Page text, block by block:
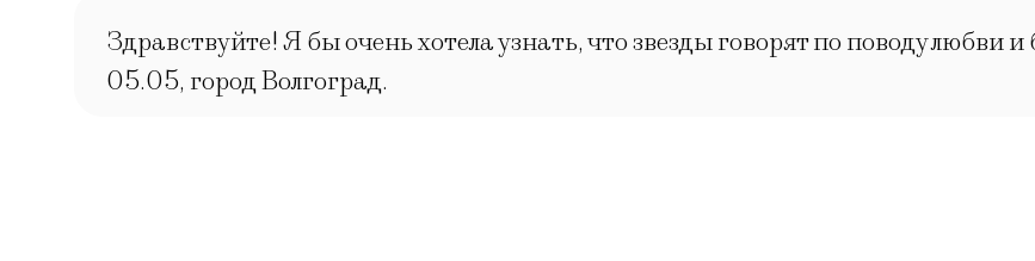
Здравствуйте! Я бы очень хотела узнать, что звезды говорят по поводу любви
05.05, город Волгоград.